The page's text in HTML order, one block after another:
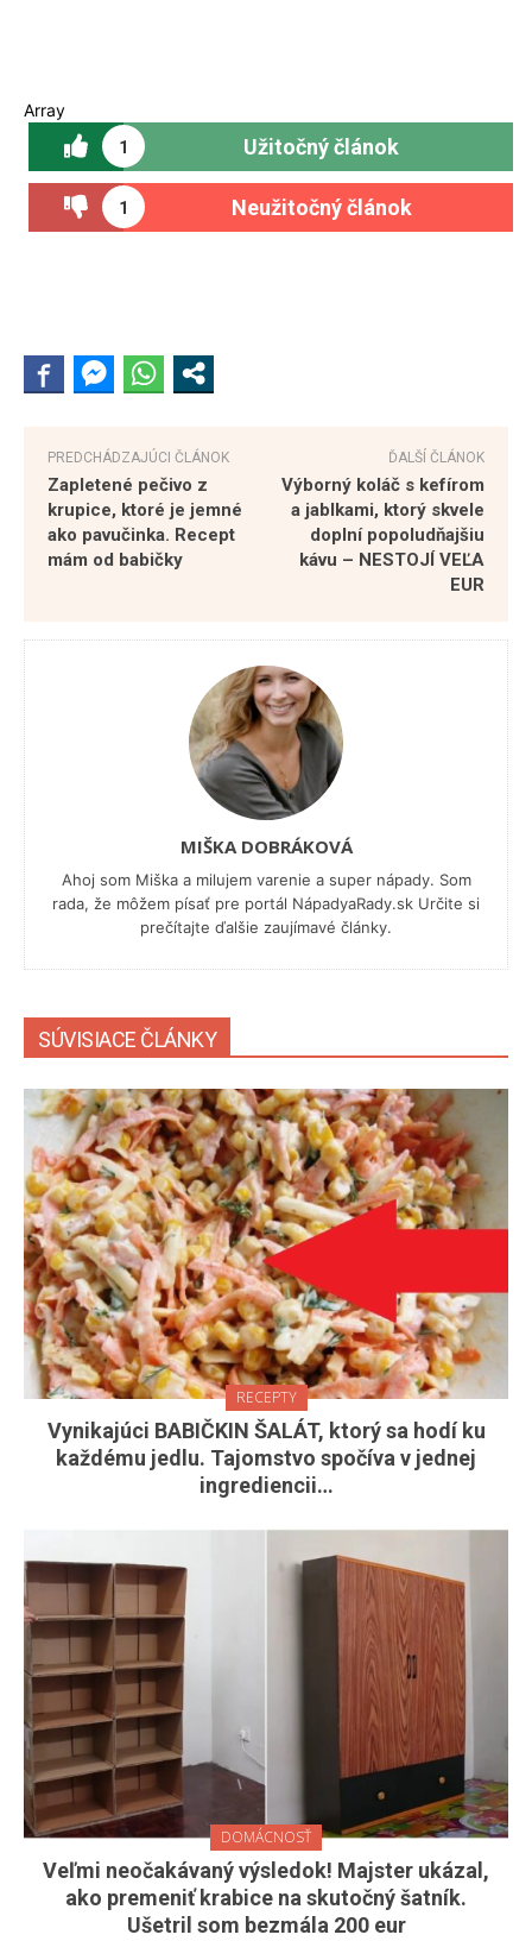
Array
1 Užitočný článok
1 Neužitočný článok
PREDCHÁDZAJÚCI ČLÁNOK
Zapletené pečivo z
krupice, ktoré je jemné
ako pavučinka. Recept
mám od babičky
ĎALŠÍ ČLÁNOK
Výborný koláč s kefírom
a jablkami, ktorý skvele
doplní popoludňajšiu
kávu – NESTOJÍ VEĽA
EUR
MIŠKA DOBRÁKOVÁ
Ahoj som Miška a milujem varenie a super nápady. Som
rada, že môžem písať pre portál NápadyaRady.sk Určite si
prečítajte ďalšie zaujímavé články.
SÚVISIACE ČLÁNKY
RECEPTY
Vynikajúci BABIČKIN ŠALÁT, ktorý sa hodí ku
každému jedlu. Tajomstvo spočíva v jednej
ingrediencii…
DOMÁCNOSŤ
Veľmi neočakávaný výsledok! Majster ukázal,
ako premeniť krabice na skutočný šatník.
Ušetril som bezmála 200 eur